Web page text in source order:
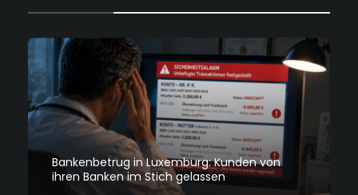
Bankenbetrug in Luxemburg: Kunden von
ihren Banken im Stich gelassen